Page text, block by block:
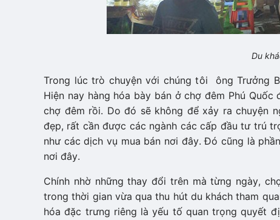
Du
Trong lúc trò chuyện với chúng tôi ông Trưởng
Hiện nay hàng hóa bày bán ở chợ đêm Phú
chợ đêm rồi. Do đó sẽ không để xảy ra chuyện
đẹp, rất cần được các ngành các cấp đầu tư trú
như các dịch vụ mua bán nơi đây. Đó cũng là
nơi đây.
Chính nhờ những thay đổi trên mà từng ngày,
trong thời gian vừa qua thu hút du khách tham
hóa đặc trưng riêng là yếu tố quan trọng quyết